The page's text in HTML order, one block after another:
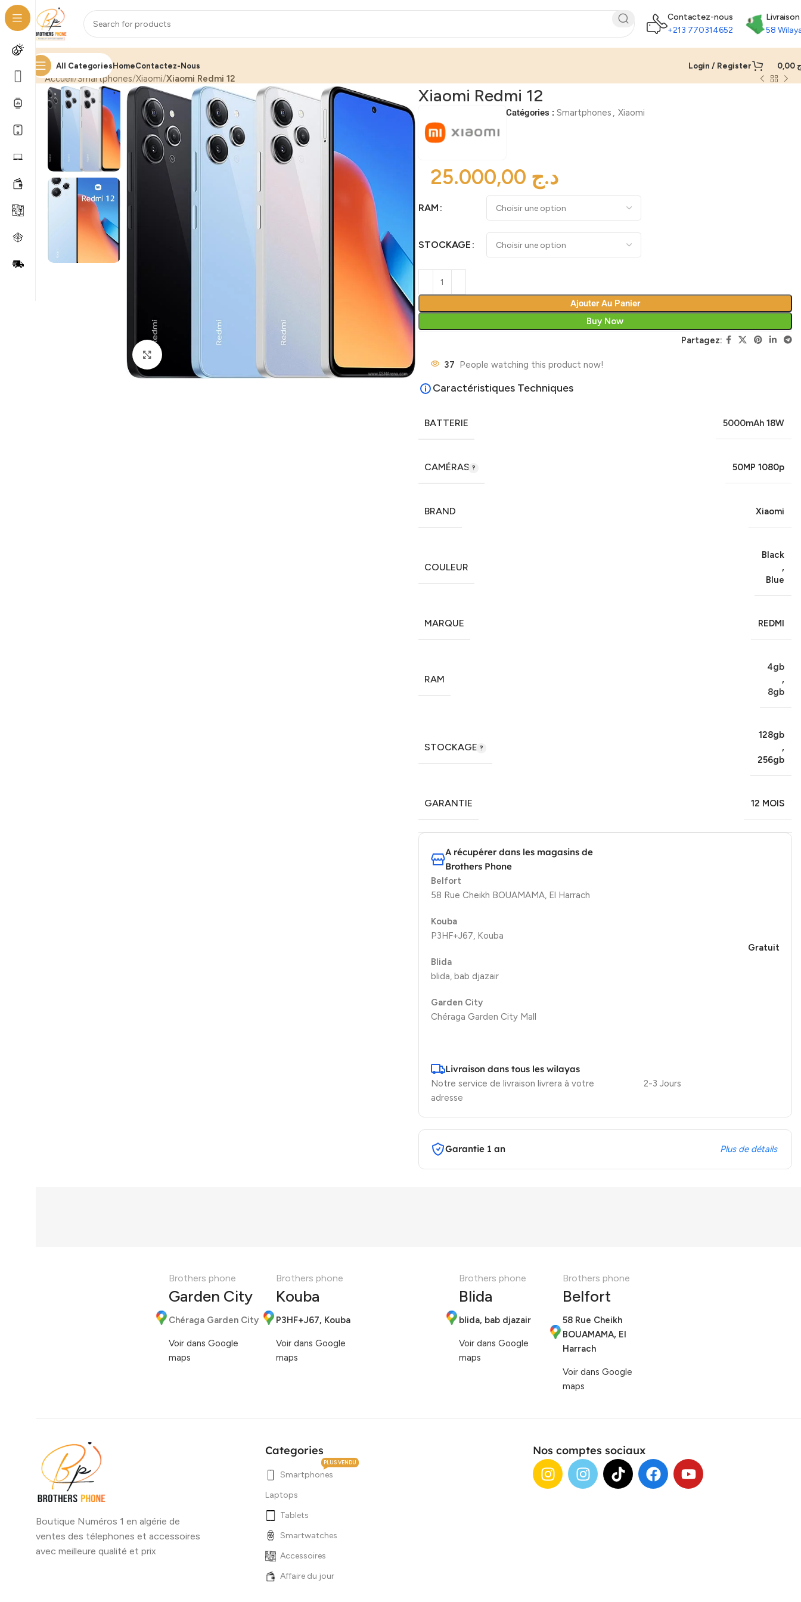
Contactez-nous
+213 770314652
Livraison
58
All CategoriesHomeContactez-Nous Login / Register
Accueil Smartphones Xiaomi Xiaomi Redmi 12
Xiaomi Redmi 12
Catégories : Smartphones , Xiaomi
د.ج
RAM
STOCKAGE
Ajouter Au Panier
Buy Now
Partagez:
37 People watching this product now!
Caractéristiques Techniques
BATTERIE 5000mAh 18W
CAMÉRAS 50MP 1080p
BRAND Xiaomi
COULEUR
Black
,
Blue
MARQUE REDMI
RAM
4gb
,
8gb
STOCKAGE
128gb
,
256gb
GARANTIE 12 MOIS
A récupérer dans les magasins de
Brothers Phone
Belfort
58 Rue Cheikh BOUAMAMA, El Harrach
Kouba
P3HF+J67, Kouba
Blida
blida, bab djazair
Garden City
Chéraga Garden City Mall
Gratuit
Livraison dans tous les wilayas
Notre service de livraison livrera à votre
adresse
2-3 Jours
Garantie 1 an Plus de détails
Brothers phone
Garden City
Chéraga Garden City
Voir dans Google
maps
Brothers phone
Kouba
P3HF+J67, Kouba
Voir dans Google
maps
Brothers phone
Blida
blida, bab djazair
Voir dans Google
maps
Brothers phone
Belfort
58 Rue Cheikh
BOUAMAMA, El
Harrach
Voir dans Google
maps
Boutique Numéros 1 en algérie de
ventes des télephones et accessoires
avec meilleure qualité et prix
Categories
Smartphones
PLUS VENDU
Laptops
Tablets
Smartwatches
Accessoires
Affaire du jour
Nos comptes sociaux